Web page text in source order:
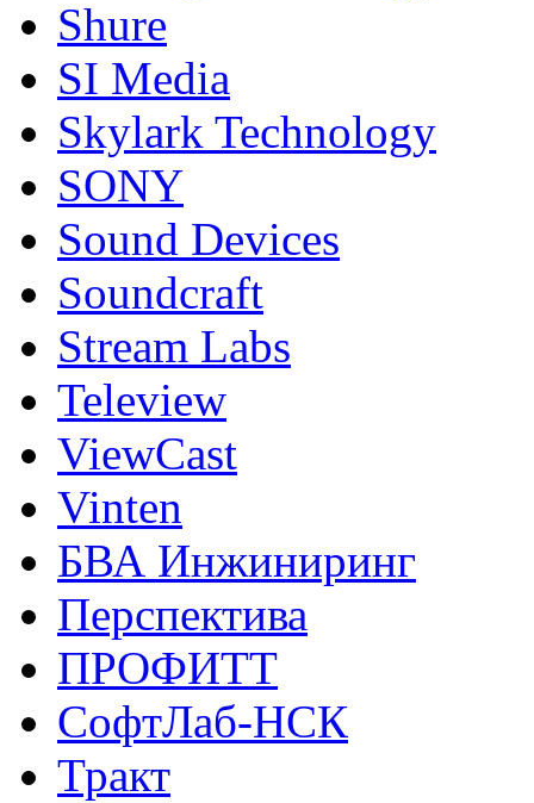
Shure
SI Media
Skylark Technology
SONY
Sound Devices
Soundcraft
Stream Labs
Teleview
ViewCast
Vinten
БВА Инжиниринг
Перспектива
ПРОФИТТ
СофтЛаб-НСК
Тракт